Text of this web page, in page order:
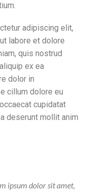
adipiscing elit,
labore et dolore
quis nostrud
ex ea
dolor in
cillum dolore eu
cupidatat
deserunt mollit anim
ipsum dolor sit amet,